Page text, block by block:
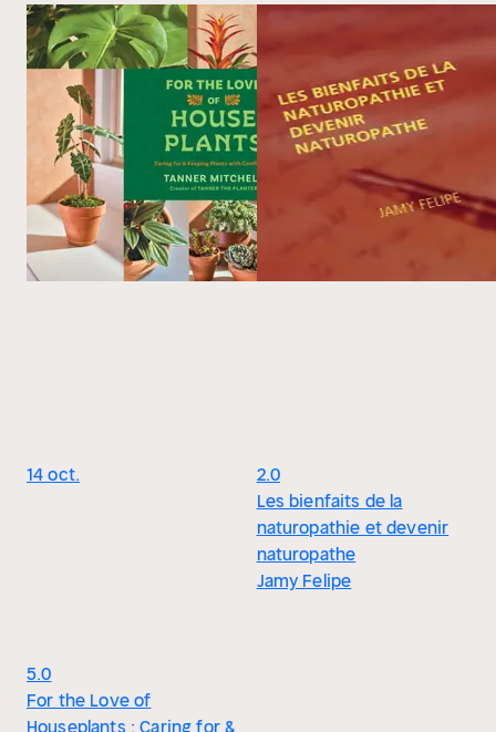
14 oct.
5.0
For the Love of
Houseplants : Caring for &
2.0
Les bienfaits de la
naturopathie et devenir
naturopathe
Jamy Felipe